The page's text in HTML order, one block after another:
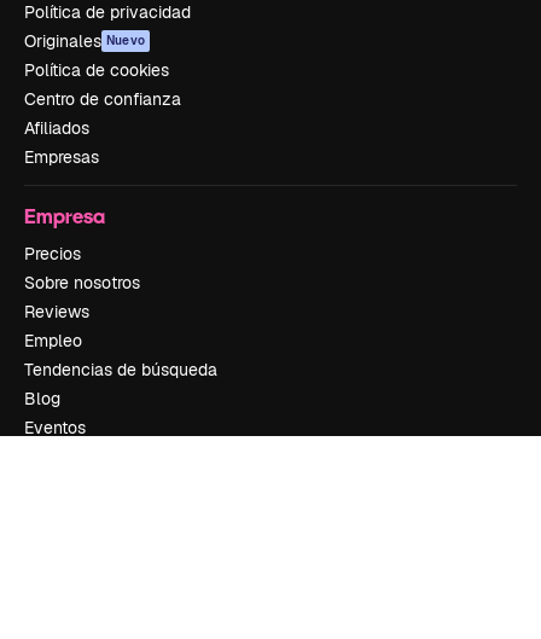
Política de privacidad
Originales Nuevo
Política de cookies
Centro de confianza
Afiliados
Empresas
Empresa
Precios
Sobre nosotros
Reviews
Empleo
Tendencias de búsqueda
Blog
Eventos